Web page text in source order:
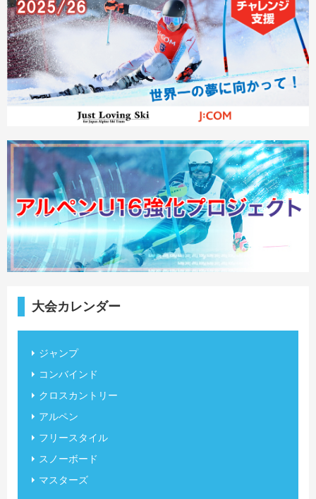
大会カレンダー
ジャンプ
コンバインド
クロスカントリー
アルペン
フリースタイル
スノーボード
マスターズ